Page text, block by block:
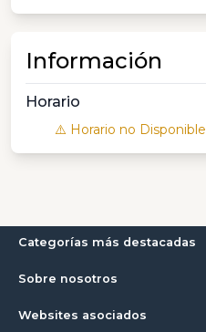
Información
Horario
⚠️ Horario no Disponible
Categorías más destacadas
Sobre nosotros
Websites asociados